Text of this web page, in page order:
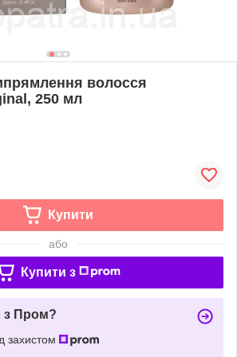
волосся
250 мл
Купити
або
Купити з
з Пром?
захистом